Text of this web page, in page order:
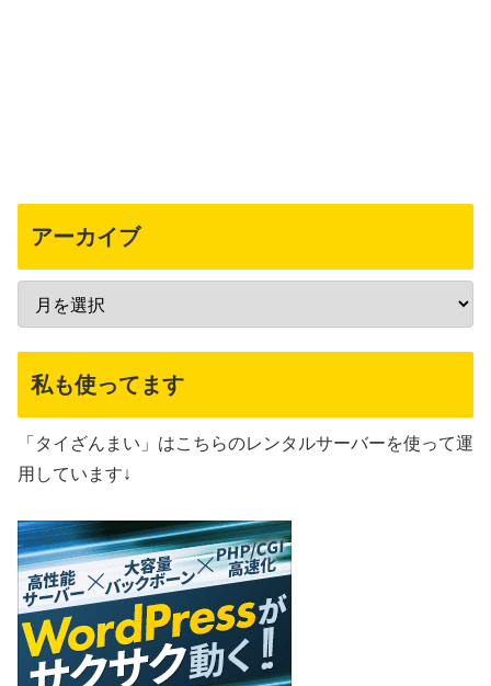
アーカイブ
私も使ってます
「タイざんまい」はこちらのレンタルサーバーを使って運
用しています↓